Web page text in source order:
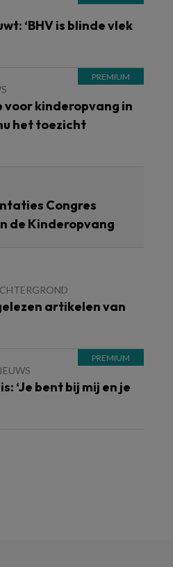
‘BHV is blinde vlek
voor kinderopvang in
het toezicht
Congres
de Kinderopvang
artikelen van
‘Je bent bij mij en je